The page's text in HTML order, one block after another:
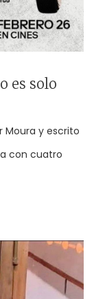
es solo
Moura y escrito
con cuatro